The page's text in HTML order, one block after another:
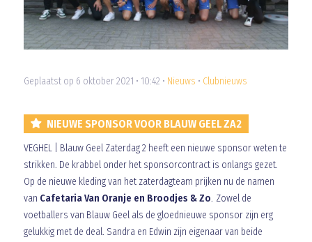
Geplaatst op 6 oktober 2021 • 10:42 • Nieuws • Clubnieuws
NIEUWE SPONSOR VOOR BLAUW GEEL ZA2
VEGHEL | Blauw Geel Zaterdag 2 heeft een nieuwe sponsor weten te
strikken. De krabbel onder het sponsorcontract is onlangs gezet.
Op de nieuwe kleding van het zaterdagteam prijken nu de namen
van Cafetaria Van Oranje en Broodjes & Zo. Zowel de
voetballers van Blauw Geel als de gloednieuwe sponsor zijn erg
gelukkig met de deal. Sandra en Edwin zijn eigenaar van beide